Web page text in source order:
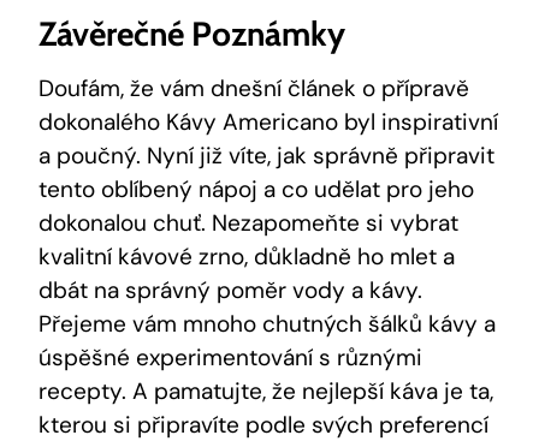
Závěrečné Poznámky
Doufám, že vám dnešní článek o přípravě
dokonalého Kávy Americano byl inspirativní
a poučný. Nyní již víte, jak správně připravit
tento oblíbený nápoj a co udělat pro jeho
dokonalou chuť. Nezapomeňte si vybrat
kvalitní kávové zrno, důkladně ho mlet a
dbát na správný poměr vody a kávy.
Přejeme vám mnoho chutných šálků kávy a
úspěšné experimentování s různými
recepty. A pamatujte, že nejlepší káva je ta,
kterou si připravíte podle svých preferencí